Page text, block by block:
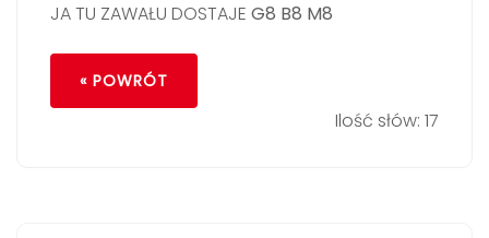
JA TU ZAWAŁU DOSTAJE G8 B8 M8
« POWRÓT
Ilość słów: 17